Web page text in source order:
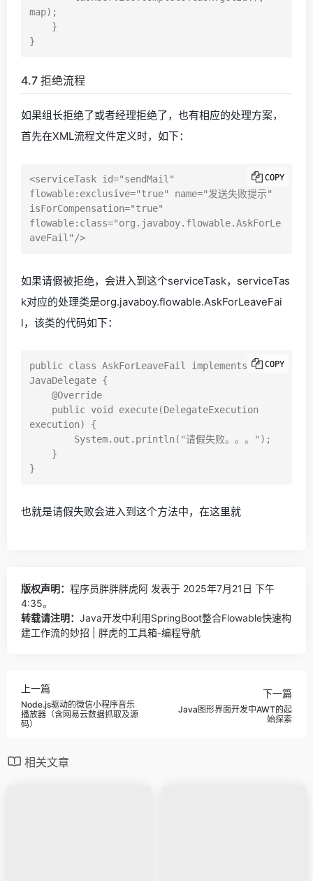
map);
4.7 拒绝流程
如果组长拒绝了或者经理拒绝了，也有相应的处理方案，
首先在XML流程文件定义时，如下：
<serviceTask id="sendMail"
flowable:exclusive="true" name="发送失败提示"
isForCompensation="true"
flowable:class="org.javaboy.flowable.AskForLe
COPY
如果请假被拒绝，会进入到这个serviceTask，serviceTas
k对应的处理类是org.javaboy.flowable.AskForLeaveFai
l，该类的代码如下：
public class AskForLeaveFail implements
JavaDelegate {
execution) {
COPY
也就是请假失败会进入到这个方法中，在这里就
版权声明： 程序员胖胖胖虎阿 发表于 2025年7月21日 下午
4:35。
转载请注明： Java开发中利用SpringBoot整合Flowable快速构
建工作流的妙招 | 胖虎的工具箱-编程导航
上一篇
Node.js驱动的微信小程序音乐
播放器（含网易云数据抓取及源
码）
下一篇
Java图形界面开发中AWT的起
始探索
相关文章